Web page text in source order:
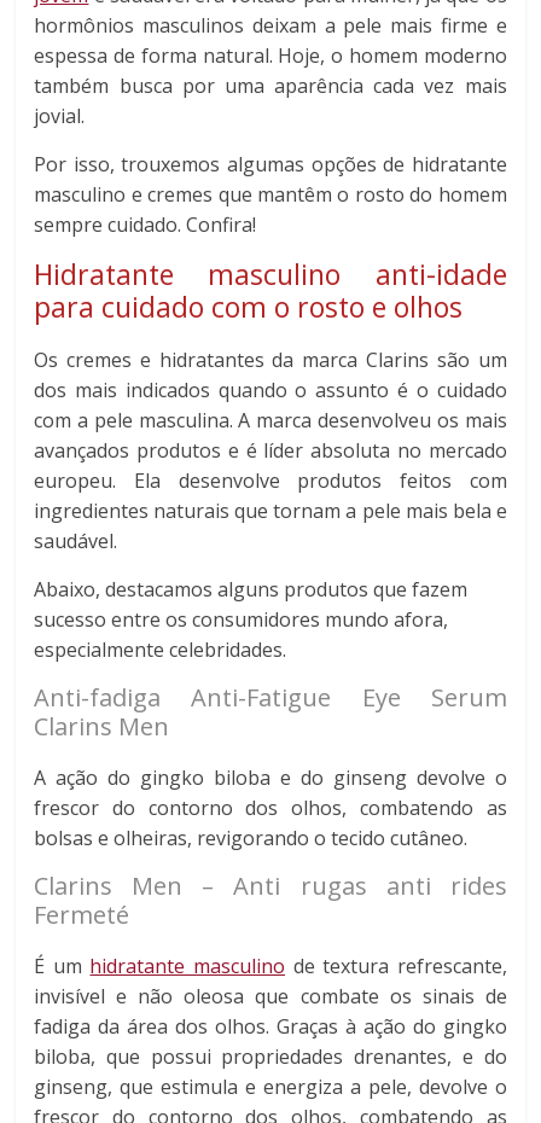
hormônios masculinos deixam a pele mais firme e
espessa de forma natural. Hoje, o homem moderno
também busca por uma aparência cada vez mais
jovial.
Por isso, trouxemos algumas opções de hidratante
masculino e cremes que mantêm o rosto do homem
sempre cuidado. Confira!
Hidratante masculino anti-idade
para cuidado com o rosto e olhos
Os cremes e hidratantes da marca Clarins são um
dos mais indicados quando o assunto é o cuidado
com a pele masculina. A marca desenvolveu os mais
avançados produtos e é líder absoluta no mercado
europeu. Ela desenvolve produtos feitos com
ingredientes naturais que tornam a pele mais bela e
saudável.
Abaixo, destacamos alguns produtos que fazem
sucesso entre os consumidores mundo afora,
especialmente celebridades.
Anti-fadiga Anti-Fatigue Eye Serum
Clarins Men
A ação do gingko biloba e do ginseng devolve o
frescor do contorno dos olhos, combatendo as
bolsas e olheiras, revigorando o tecido cutâneo.
Clarins Men – Anti rugas anti rides
Fermeté
É um hidratante masculino de textura refrescante,
invisível e não oleosa que combate os sinais de
fadiga da área dos olhos. Graças à ação do gingko
biloba, que possui propriedades drenantes, e do
ginseng, que estimula e energiza a pele, devolve o
frescor do contorno dos olhos, combatendo as